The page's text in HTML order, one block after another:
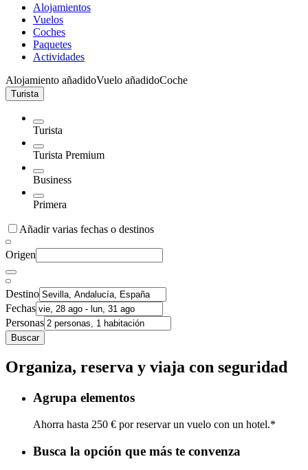
Alojamientos
Vuelos
Coches
Paquetes
Actividades
Alojamiento añadidoVuelo añadidoCoche
Turista
Turista
Turista Premium
Business
Primera
Añadir varias fechas o destinos
Origen
Destino
Fechas
Personas
Buscar
Organiza, reserva y viaja con seguridad
Agrupa elementos
Ahorra hasta 250 € por reservar un vuelo con un hotel.*
Busca la opción que más te convenza